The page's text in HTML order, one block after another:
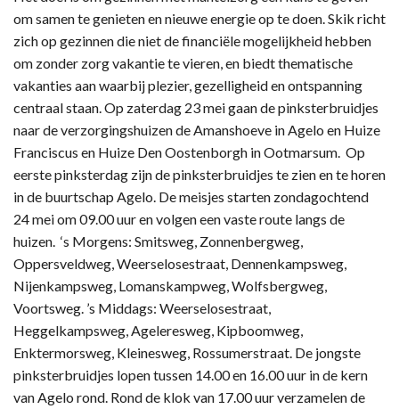
om samen te genieten en nieuwe energie op te doen. Skik richt
zich op gezinnen die niet de financiële mogelijkheid hebben
om zonder zorg vakantie te vieren, en biedt thematische
vakanties aan waarbij plezier, gezelligheid en ontspanning
centraal staan. Op zaterdag 23 mei gaan de pinksterbruidjes
naar de verzorgingshuizen de Amanshoeve in Agelo en Huize
Franciscus en Huize Den Oostenborgh in Ootmarsum. Op
eerste pinksterdag zijn de pinksterbruidjes te zien en te horen
in de buurtschap Agelo. De meisjes starten zondagochtend
24 mei om 09.00 uur en volgen een vaste route langs de
huizen. ‘s Morgens: Smitsweg, Zonnenbergweg,
Oppersveldweg, Weerselosestraat, Dennenkampsweg,
Nijenkampsweg, Lomanskampweg, Wolfsbergweg,
Voortsweg. ’s Middags: Weerselosestraat,
Heggelkampsweg, Ageleresweg, Kipboomweg,
Enktermorsweg, Kleinesweg, Rossumerstraat. De jongste
pinksterbruidjes lopen tussen 14.00 en 16.00 uur in de kern
van Agelo rond. Rond de klok van 17.00 uur verzamelen de